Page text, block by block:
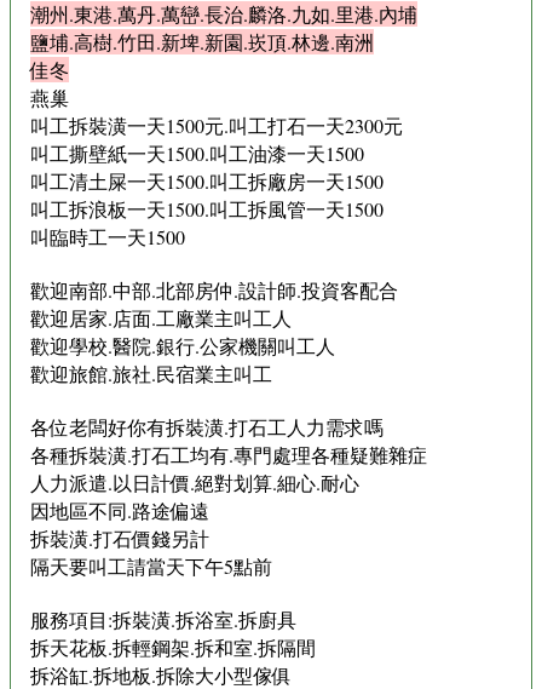
潮州.東港.萬丹.萬巒.長治.麟洛.九如.里港.內埔
鹽埔.高樹.竹田.新埤.新園.崁頂.林邊.南洲
佳冬
燕巢
叫工拆裝潢一天1500元.叫工打石一天2300元
叫工撕壁紙一天1500.叫工油漆一天1500
叫工清土屎一天1500.叫工拆廠房一天1500
叫工拆浪板一天1500.叫工拆風管一天1500
叫臨時工一天1500
歡迎南部.中部.北部房仲.設計師.投資客配合
歡迎居家.店面.工廠業主叫工人
歡迎學校.醫院.銀行.公家機關叫工人
歡迎旅館.旅社.民宿業主叫工
各位老闆好你有拆裝潢.打石工人力需求嗎
各種拆裝潢.打石工均有.專門處理各種疑難雜症
人力派遣.以日計價.絕對划算.細心.耐心
因地區不同.路途偏遠
拆裝潢.打石價錢另計
隔天要叫工請當天下午5點前
服務項目:拆裝潢.拆浴室.拆廚具
拆天花板.拆輕鋼架.拆和室.拆隔間
拆浴缸.拆地板.拆除大小型傢俱